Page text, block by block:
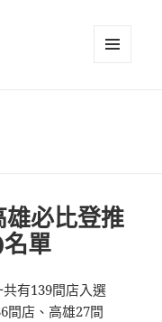
必比登推
單
有139間店入選
間店、高雄27間